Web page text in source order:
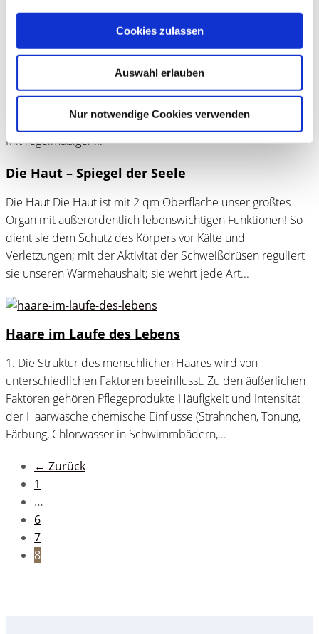
Cookies zulassen
Auswahl erlauben
Nur notwendige Cookies verwenden
Warum die Hände das wahre Alter nicht (mehr)
Die Spuren des Alters im Gesicht lassen sich mittlerweile
sehr effektiv mittels minimalinvasiver Verfahren der
oder Fadenlifting und der plastischen Chirurgie abmildern.
Mit regelmäßigen...
Die Haut – Spiegel der Seele
Die Haut Die Haut ist mit 2 qm Oberfläche unser größtes
Organ mit außerordentlich lebenswichtigen Funktionen! So
dient sie dem Schutz des Körpers vor Kälte und
Verletzungen; mit der Aktivität der Schweißdrüsen reguliert
sie unseren Wärmehaushalt; sie wehrt jede Art...
Haare im Laufe des Lebens
1. Die Struktur des menschlichen Haares wird von
unterschiedlichen Faktoren beeinflusst. Zu den äußerlichen
Faktoren gehören Pflegeprodukte Häufigkeit und Intensität
der Haarwäsche chemische Einflüsse (Strähnchen, Tönung,
Färbung, Chlorwasser in Schwimmbädern,...
← Zurück
1
…
6
7
8